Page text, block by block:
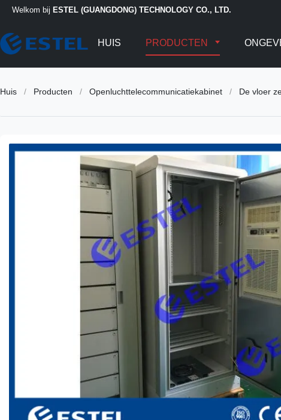
Welkom bij ESTEL (GUANGDONG) TECHNOLOGY CO., LTD.
HUIS PRODUCTEN
Huis / Producten / Openluchttelecommunicatiekabinet / De vloer